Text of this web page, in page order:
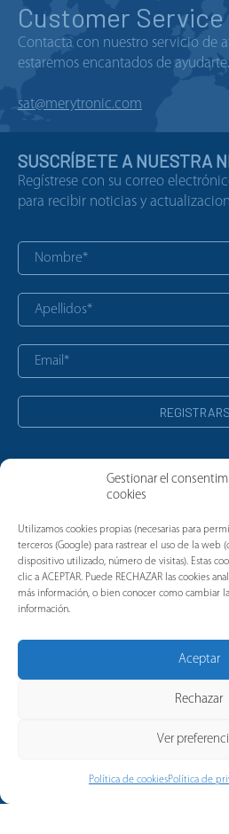
Gestionar el
cookies
Utilizamos cookies propias (necesarias para
terceros (Google) para rastrear el uso de la web
dispositivo utilizado, número de visitas). Estas
clic a ACEPTAR. Puede RECHAZAR las cookies
más información, o bien conocer como cambiar
información.
Aceptar
Rechazar
Ver
Política de cookiesPolítica de
Customer Service
Contacta con nuestro servicio de
estaremos encantados de ayudarte.
sat@merytronic.com
SUSCRÍBETE A NUESTRA
Regístrese con su correo
para recibir noticias y
Noticias